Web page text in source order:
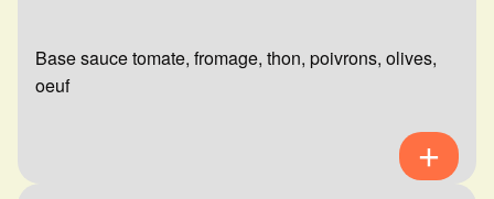
Base sauce tomate, fromage, thon, poivrons, olives,
oeuf